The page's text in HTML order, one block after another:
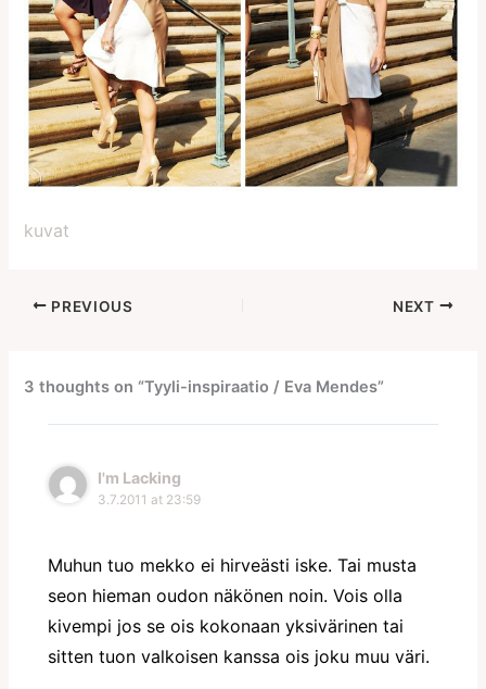
kuvat
PREVIOUS NEXT
3 thoughts on “Tyyli-inspiraatio / Eva Mendes”
I'm Lacking
3.7.2011 at 23:59
Muhun tuo mekko ei hirveästi iske. Tai musta
seon hieman oudon näkönen noin. Vois olla
kivempi jos se ois kokonaan yksivärinen tai
sitten tuon valkoisen kanssa ois joku muu väri.